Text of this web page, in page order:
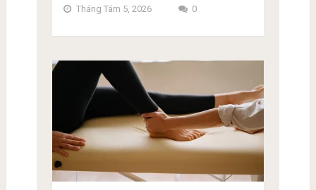
Tháng Tám 5, 2026 0